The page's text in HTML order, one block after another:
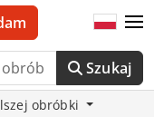
Szukaj
obróbki